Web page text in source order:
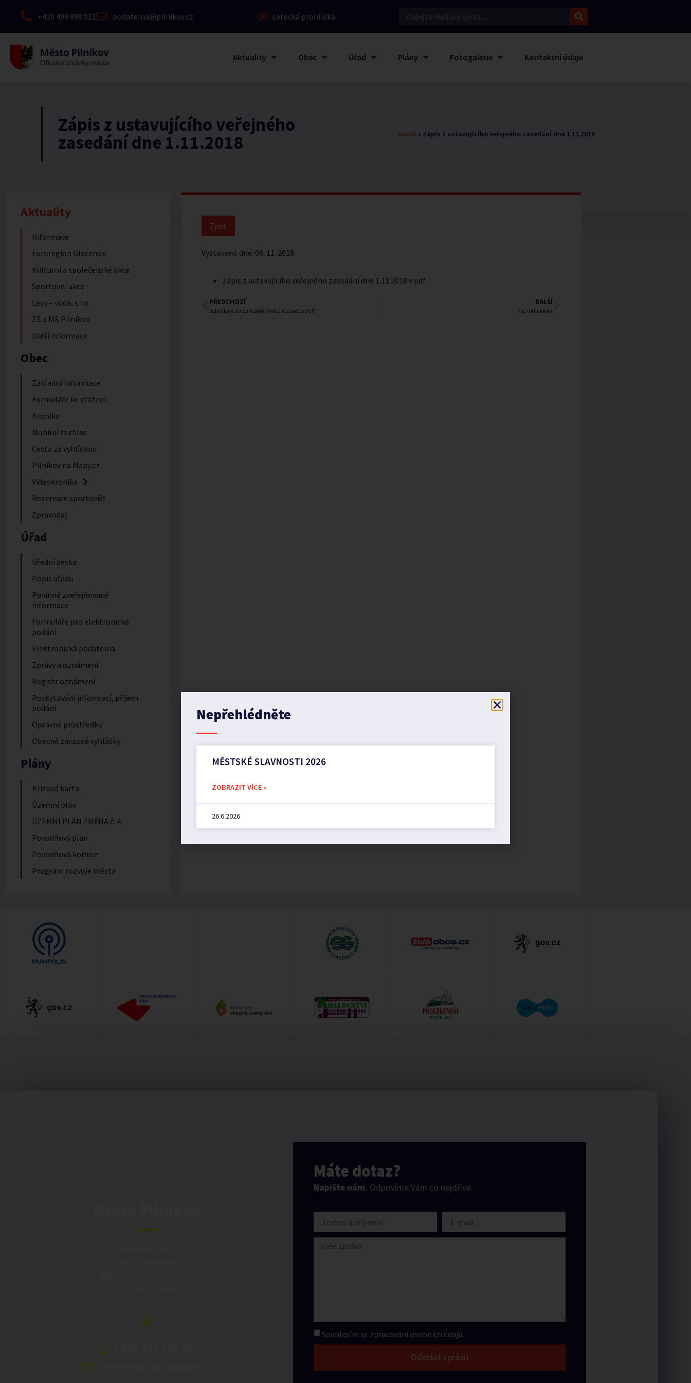
+420 499 898 921 podatelna@pilnikov.cz Letecká prohlídka
Aktuality Obec Úřad Plány Fotogalerie Kontaktní údaje
Zápis z ustavujícího veřejného
zasedání dne 1.11.2018 Domů » Zápis z ustavujícího veřejného zasedání dne 1.11.2018
Aktuality
Informace
Euroregion Glacensis
Kulturní a společenské akce
Sportovní akce
Lesy – voda, s.r.o.
ZŠ a MŠ Pilníkov
Další informace
Obec
Základní informace
Formuláře ke stažení
Kronika
Mobilní rozhlas
Cesta za vyhlídkou
Pilníkov na Mapy.cz
Videokronika
Rezervace sportovišť
Zpravodaj
Úřad
Úřední deska
Popis úřadu
Povinně zveřejňované
informace
Formuláře pro elektronické
podání
Elektronická podatelna
Zprávy a oznámení
Registr oznámení
Poskytování informací, příjem
podání
Opravné prostředky
Obecně závazné vyhlášky
Plány
Krizová karta
Územní plán
ÚZEMNÍ PLÁN ZMĚNA č. 4.
Povodňový plán
Povodňová komise
Program rozvoje města
Vystaveno dne: 06. 11. 2018
Zápis z ustavujícího veřejného zasedání dne 1.11.2018 v pdf
PŘEDCHOZÍ
Schválený střednědobý výhled rozpočtu SOP
DALŠÍ
Noc v knihovně
Máte dotaz?
Napište nám. Odpovíme Vám co nejdříve.
Souhlasím se zpracování osobních údajů.
Odeslat zprávu
Nepřehlédněte
MĚSTSKÉ SLAVNOSTI 2026
ZOBRAZIT VÍCE »
26.6.2026